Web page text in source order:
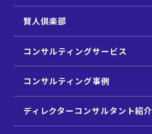
賢人倶楽部
コンサルティングサービス
コンサルティング事例
ディレクターコンサルタント紹介